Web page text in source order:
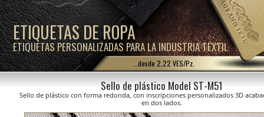
ETIQUETAS DE ROPA
ETIQUETAS PERSONALIZADAS PARA LA INDUSTRIA TEXTIL
...desde 2,22 VES/Pz.
Sello de plástico Model ST-M51
Sello de plástico con forma redonda, con inscripciones personalizados 3D
en dos lados.